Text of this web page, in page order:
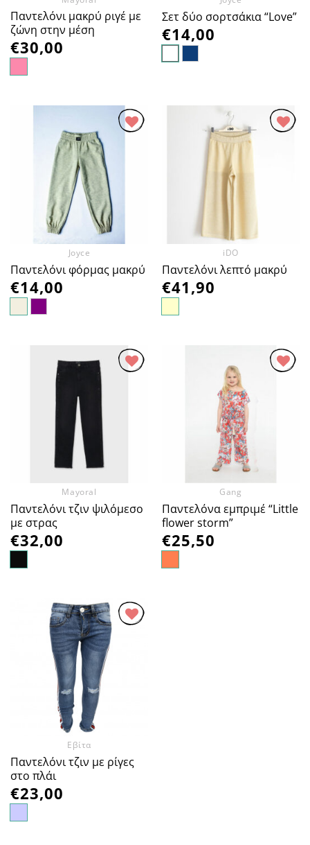
Παντελόνι μακρύ ριγέ με
ζώνη στην μέση
€30,00
Σετ δύο σορτσάκια “Love”
€14,00
Προσθήκη
Αγαπημένα
Joyce
Παντελόνι φόρμας μακρύ
€14,00
iDO
Παντελόνι λεπτό μακρύ
€41,90
Προσθήκη
Mayoral
Παντελόνι τζιν ψιλόμεσο
με στρας
€32,00
Αγαπημένα
Gang
Παντελόνα εμπριμέ “Little
flower storm”
€25,50
Προσθήκη
Αγαπημένα
Εβίτα
Παντελόνι τζιν με ρίγες
στο πλάι
€23,00